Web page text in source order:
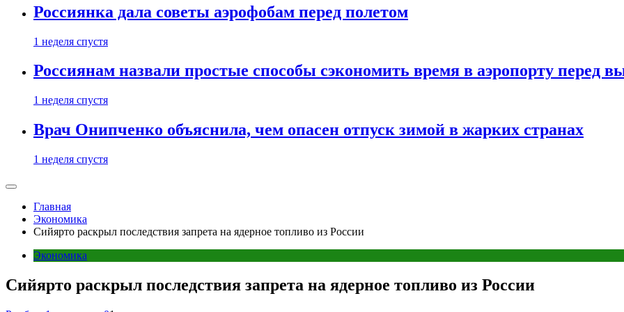
Россиянка дала советы аэрофобам перед полетом
1 неделя спустя
Россиянам назвали простые способы сэкономить время в аэропорту перед
1 неделя спустя
Врач Онипченко объяснила, чем опасен отпуск зимой в жарких странах
1 неделя спустя
Главная
Экономика
Сийярто раскрыл последствия запрета на ядерное топливо из России
Экономика
Сийярто раскрыл последствия запрета на ядерное топливо из России